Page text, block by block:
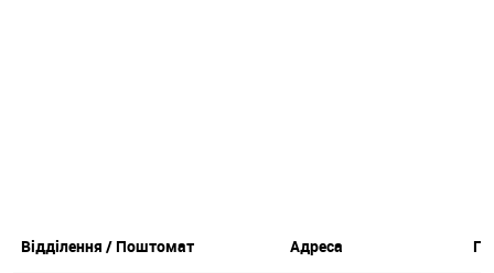
Відділення / Поштомат Адреса